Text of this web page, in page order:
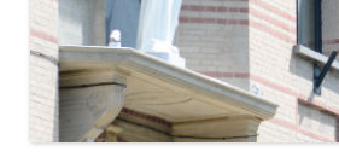
SERVICES
HORAIRE D’UNE JOURNÉE TYPE
RÈGLEMENT D’ORDRE INTÉRIEUR
RÈGLEMENT
TENUE
ÉQUIPE